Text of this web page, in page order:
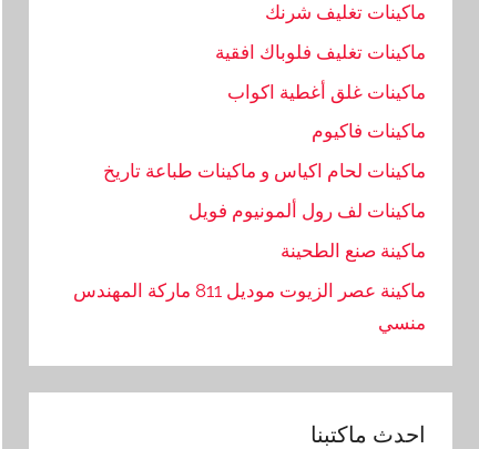
ماكينات تغليف شرنك
ماكينات تغليف فلوباك افقية
ماكينات غلق أغطية اكواب
ماكينات فاكيوم
ماكينات لحام اكياس و ماكينات طباعة تاريخ
ماكينات لف رول ألمونيوم فويل
ماكينة صنع الطحينة
ماكينة عصر الزيوت موديل 811 ماركة المهندس
منسي
احدث ماكتبنا